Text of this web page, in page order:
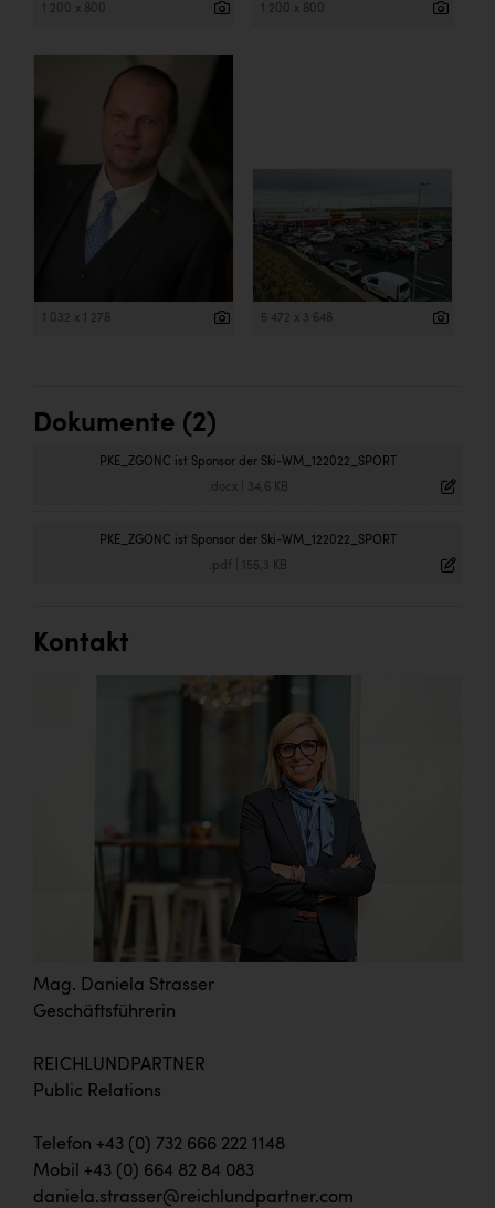
kunden basics
1 200 x 800 1 200 x 800
1 032 x 1 278 5 472 x 3 648
Dokumente (2)
PKE_ZGONC ist Sponsor der Ski-WM_122022_SPORT
.docx| 34,6 KB
PKE_ZGONC ist Sponsor der Ski-WM_122022_SPORT
.pdf 155,3 KB
Kontakt
Mag. Daniela Strasser
Geschäftsführerin
REICHLUNDPARTNER
Public Relations
Telefon +43 (0) 732 666 222 1148
Mobil +43 (0) 664 82 84 083
daniela.strasser@reichlundpartner.com